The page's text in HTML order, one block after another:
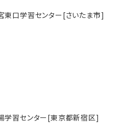
東口学習センター[さいたま市]
学習センター[東京都新宿区]